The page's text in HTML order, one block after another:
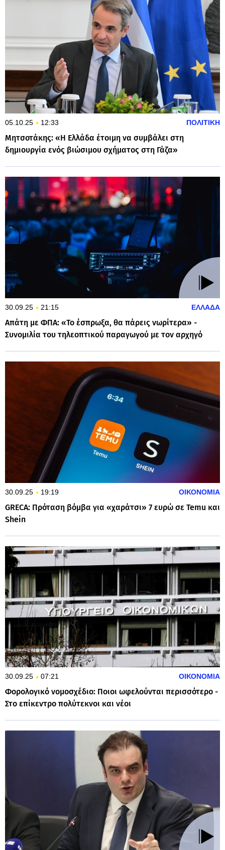
05.10.25 12:33 ΠΟΛΙΤΙΚΗ
Μητσοτάκης: «Η Ελλάδα έτοιμη να συμβάλει στη
δημιουργία ενός βιώσιμου σχήματος στη Γάζα»
30.09.25 21:15 ΕΛΛΑΔΑ
Απάτη με ΦΠΑ: «Το έσπρωξα, θα πάρεις νωρίτερα» -
Συνομιλία του τηλεοπτικού παραγωγού με τον αρχηγό
30.09.25 19:19 ΟΙΚΟΝΟΜΙΑ
GRECA: Πρόταση βόμβα για «χαράτσι» 7 ευρώ σε Temu και
Shein
30.09.25 07:21 ΟΙΚΟΝΟΜΙΑ
Φορολογικό νομοσχέδιο: Ποιοι ωφελούνται περισσότερο -
Στο επίκεντρο πολύτεκνοι και νέοι